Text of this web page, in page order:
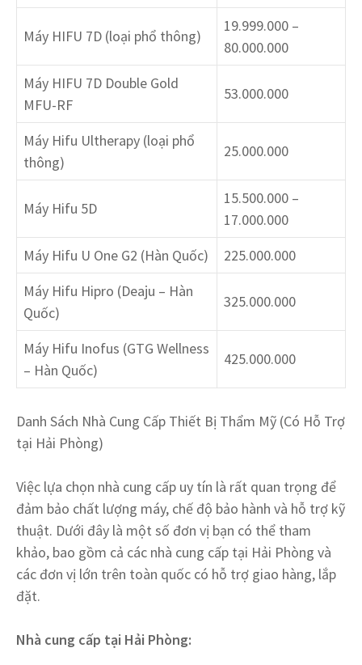
Máy HIFU 7D (loại phổ thông)
19.999.000 –
80.000.000
Máy HIFU 7D Double Gold
MFU-RF
53.000.000
Máy Hifu Ultherapy (loại phổ
thông)
25.000.000
Máy Hifu 5D
15.500.000 –
17.000.000
Máy Hifu U One G2 (Hàn Quốc)
225.000.000
Máy Hifu Hipro (Deaju – Hàn
Quốc)
325.000.000
Máy Hifu Inofus (GTG Wellness
– Hàn Quốc)
425.000.000
Danh Sách Nhà Cung Cấp Thiết Bị Thẩm Mỹ (Có Hỗ Trợ
tại Hải Phòng)
Việc lựa chọn nhà cung cấp uy tín là rất quan trọng để
đảm bảo chất lượng máy, chế độ bảo hành và hỗ trợ kỹ
thuật. Dưới đây là một số đơn vị bạn có thể tham
khảo, bao gồm cả các nhà cung cấp tại Hải Phòng và
các đơn vị lớn trên toàn quốc có hỗ trợ giao hàng, lắp
đặt.
Nhà cung cấp tại Hải Phòng: